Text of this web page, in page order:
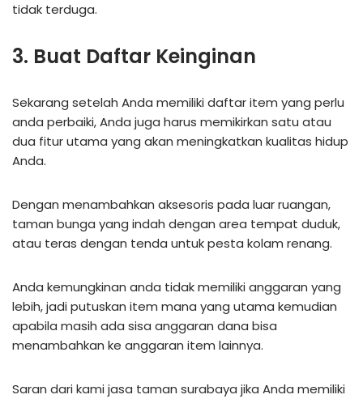
tidak terduga.
3. Buat Daftar Keinginan
Sekarang setelah Anda memiliki daftar item yang perlu
anda perbaiki, Anda juga harus memikirkan satu atau
dua fitur utama yang akan meningkatkan kualitas hidup
Anda.
Dengan menambahkan aksesoris pada luar ruangan,
taman bunga yang indah dengan area tempat duduk,
atau teras dengan tenda untuk pesta kolam renang.
Anda kemungkinan anda tidak memiliki anggaran yang
lebih, jadi putuskan item mana yang utama kemudian
apabila masih ada sisa anggaran dana bisa
menambahkan ke anggaran item lainnya.
Saran dari kami jasa taman surabaya jika Anda memiliki